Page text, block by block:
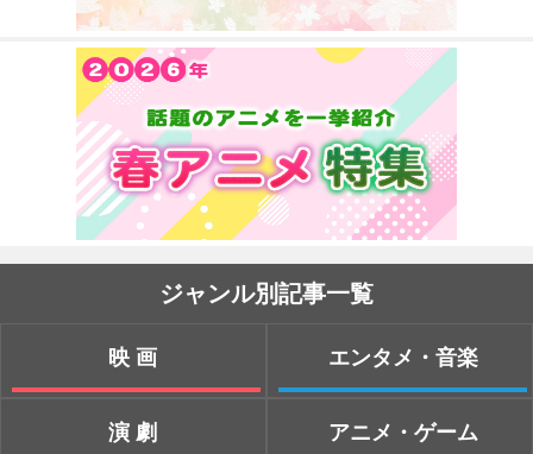
ジャンル別記事一覧
映画
演劇
エンタメ・音楽
アニメ・ゲーム